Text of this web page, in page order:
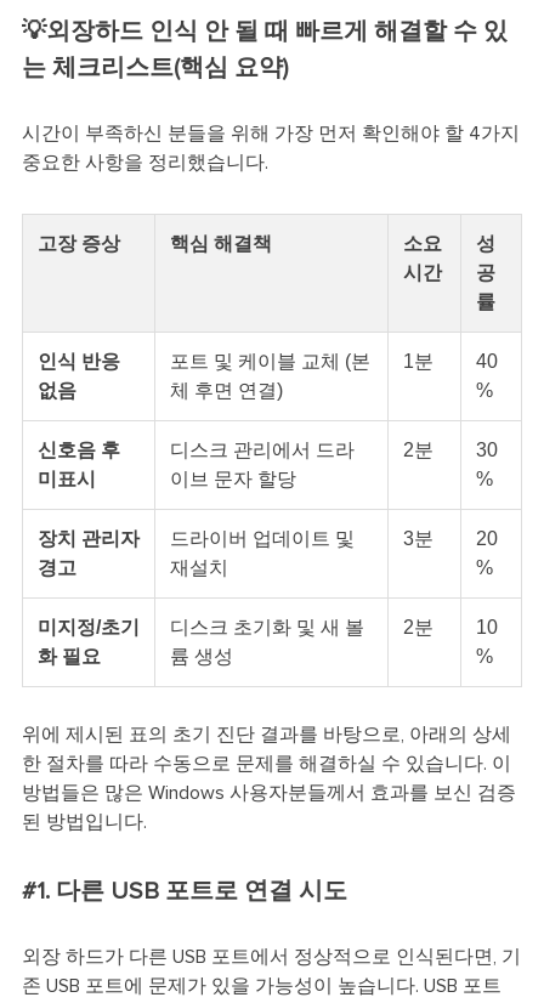
💡외장하드 인식 안 될 때 빠르게 해결할 수 있
는 체크리스트(핵심 요약)
시간이 부족하신 분들을 위해 가장 먼저 확인해야 할 4가지
중요한 사항을 정리했습니다.
고장 증상 핵심 해결책
소요
시간
성
공
률
인식 반응
없음
포트 및 케이블 교체 (본
체 후면 연결)
1분
40
%
신호음 후
미표시
디스크 관리에서 드라
이브 문자 할당
2분
30
%
장치 관리자
경고
드라이버 업데이트 및
재설치
3분
20
%
미지정/초기
화 필요
디스크 초기화 및 새 볼
륨 생성
2분
10
%
위에 제시된 표의 초기 진단 결과를 바탕으로, 아래의 상세
한 절차를 따라 수동으로 문제를 해결하실 수 있습니다. 이
방법들은 많은 Windows 사용자분들께서 효과를 보신 검증
된 방법입니다.
#1. 다른 USB 포트로 연결 시도
외장 하드가 다른 USB 포트에서 정상적으로 인식된다면, 기
존 USB 포트에 문제가 있을 가능성이 높습니다. USB 포트